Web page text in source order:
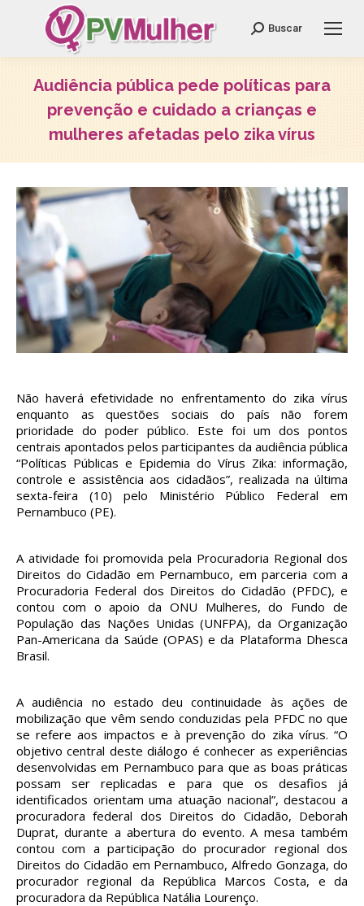
Search:
Buscar
Audiência pública pede políticas para
prevenção e cuidado a crianças e
mulheres afetadas pelo zika vírus
Não haverá efetividade no enfrentamento do zika vírus
enquanto as questões sociais do país não forem
prioridade do poder público. Este foi um dos pontos
centrais apontados pelos participantes da audiência pública
“Políticas Públicas e Epidemia do Vírus Zika: informação,
controle e assistência aos cidadãos”, realizada na última
sexta-feira (10) pelo Ministério Público Federal em
Pernambuco (PE).
A atividade foi promovida pela Procuradoria Regional dos
Direitos do Cidadão em Pernambuco, em parceria com a
Procuradoria Federal dos Direitos do Cidadão (PFDC), e
contou com o apoio da ONU Mulheres, do Fundo de
População das Nações Unidas (UNFPA), da Organização
Pan-Americana da Saúde (OPAS) e da Plataforma Dhesca
Brasil.
A audiência no estado deu continuidade às ações de
mobilização que vêm sendo conduzidas pela PFDC no que
se refere aos impactos e à prevenção do zika vírus. “O
objetivo central deste diálogo é conhecer as experiências
desenvolvidas em Pernambuco para que as boas práticas
possam ser replicadas e para que os desafios já
identificados orientam uma atuação nacional”, destacou a
procuradora federal dos Direitos do Cidadão, Deborah
Duprat, durante a abertura do evento. A mesa também
contou com a participação do procurador regional dos
Direitos do Cidadão em Pernambuco, Alfredo Gonzaga, do
procurador regional da República Marcos Costa, e da
procuradora da República Natália Lourenço.